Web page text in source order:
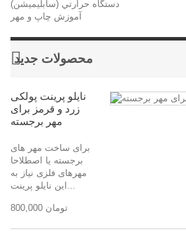
دستگاه حرارتي (سابليميشن)
آموزش چاپ و مهر
محصولات جدید
نایلو پرینت پولکی
زرد و قرمز برای
مهر برجسته
برای ساخت مهر های
برجسته یا اصطلاحا
مهرهای فلزی نیاز به
این نایلو پرینت...
800,000 تومان